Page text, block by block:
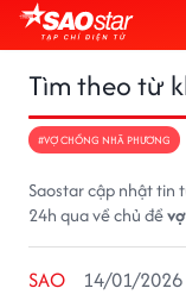
Tìm theo từ
#VỢ CHỒNG NHÃ PHƯƠNG
Saostar cập nhật tin
24h qua về chủ đề
SAO 14/01/